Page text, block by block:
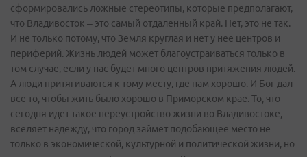
сформировались ложные стереотипы, которые предполагают,
что Владивосток – это самый отдаленный край. Нет, это не так.
И не только потому, что Земля круглая и нет у нее центров и
периферий. Жизнь людей может благоустраиваться только в
том случае, если у нас будет много центров притяжения людей.
А люди притягиваются к тому месту, где нам хорошо. И Бог дал
все то, чтобы жить было хорошо в Приморском крае. То, что
сегодня идет такое переустройство жизни во Владивостоке,
вселяет надежду, что город займет подобающее место не
только в экономической, культурной и политической жизни, но